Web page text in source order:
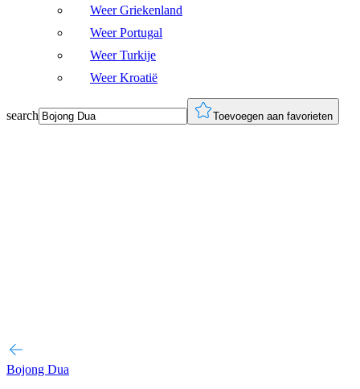
Weer Griekenland
Weer Portugal
Weer Turkije
Weer Kroatië
search Toevoegen aan favorieten
Bojong Dua